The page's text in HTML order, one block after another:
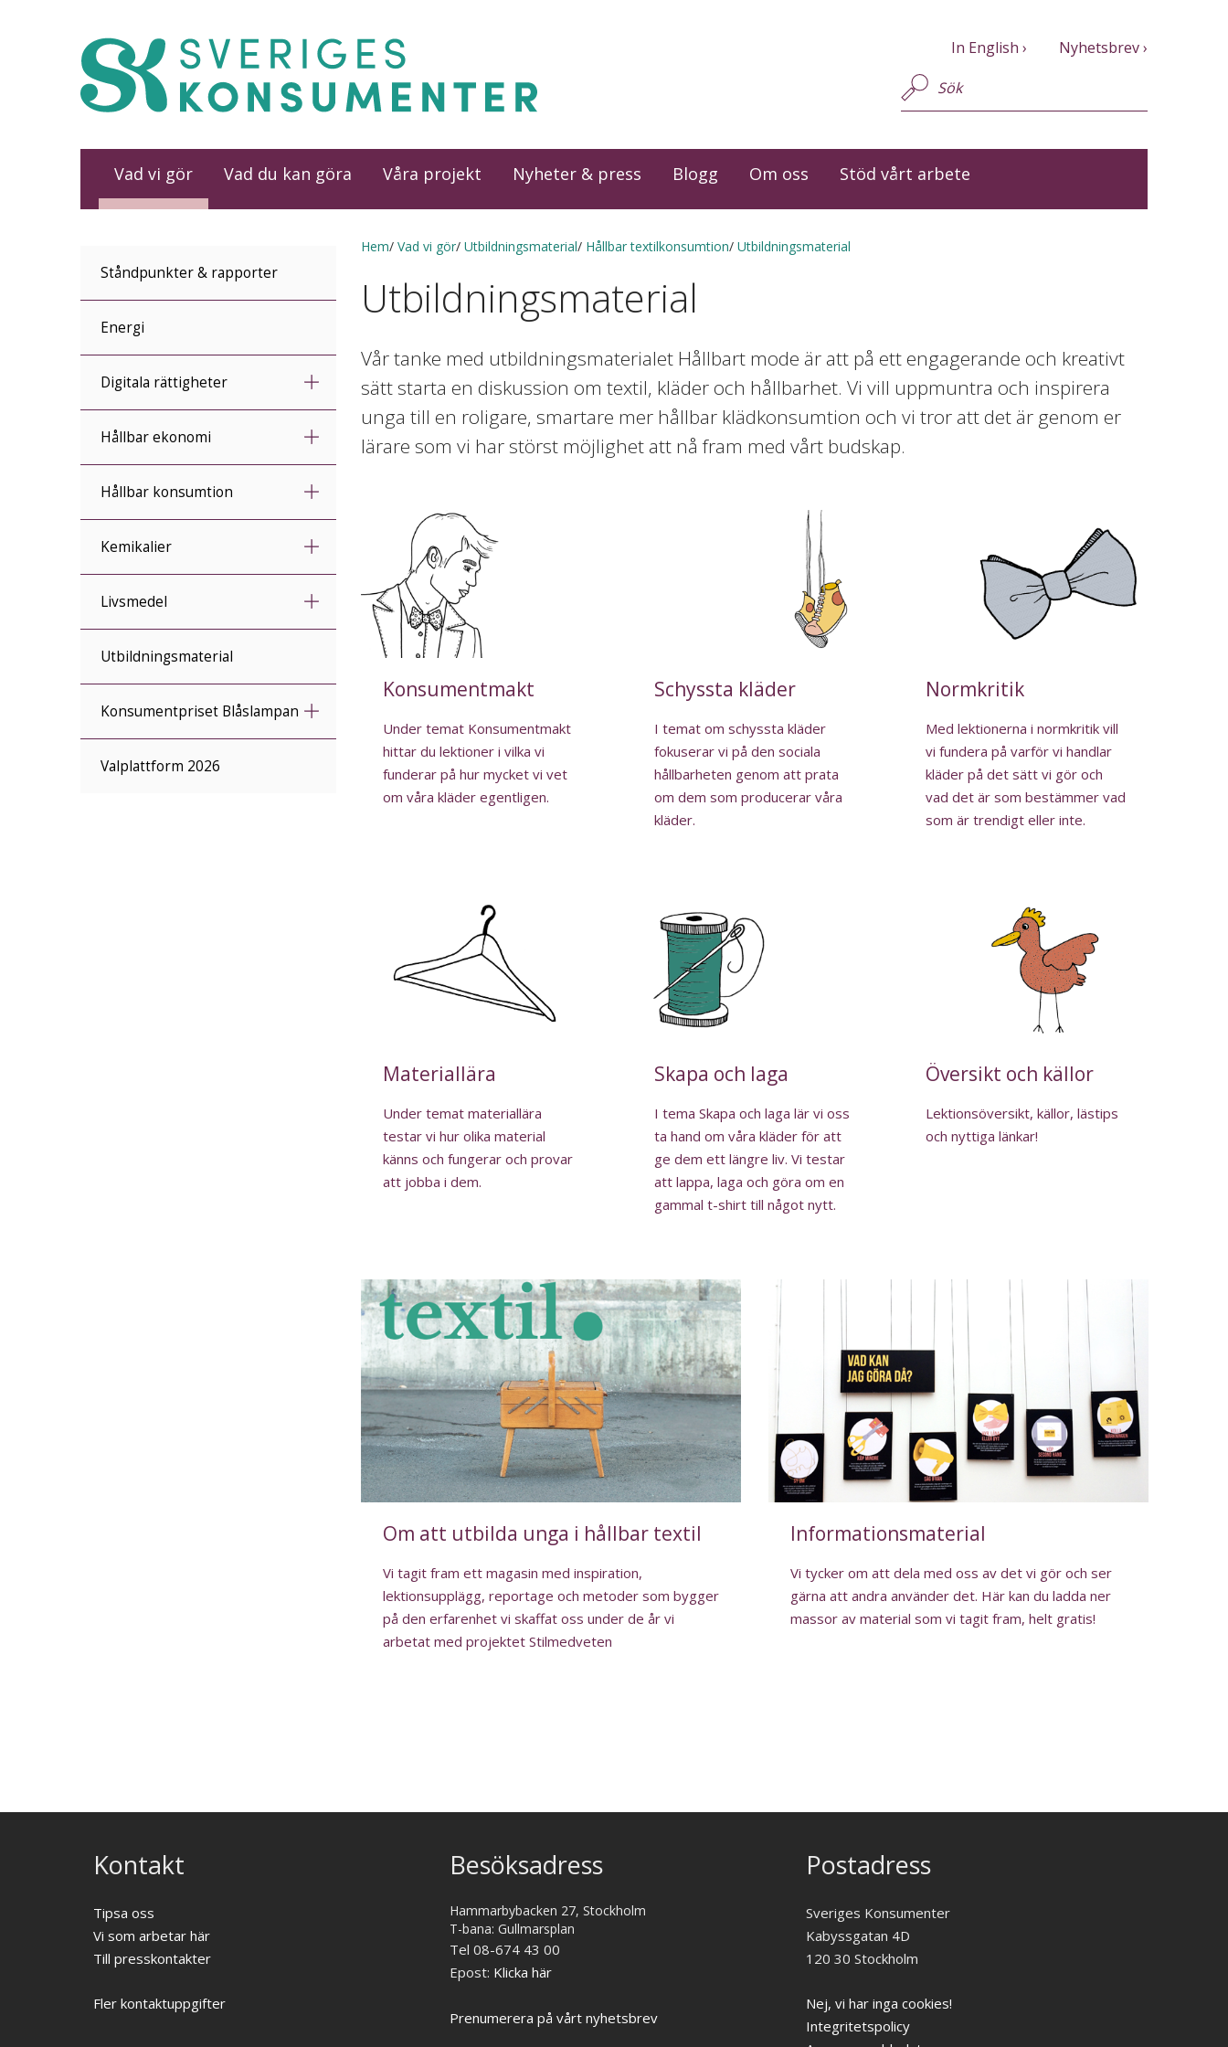
Vad vi gör
Ståndpunkter & rapporter
Energi
Digitala rättigheter
Hållbar ekonomi
Hållbar konsumtion
Kemikalier
Livsmedel
Utbildningsmaterial
Konsumentpriset Blåslampan
Valplattform 2026
Vad du kan göra Våra projekt Nyheter & press Blogg Om oss Stöd vårt arbete
In English Nyhetsbrev
Hem Vad vi gör Utbildningsmaterial Hållbar textilkonsumtion Utbildningsmaterial
Utbildningsmaterial
Vår tanke med utbildningsmaterialet Hållbart mode är att på ett engagerande och kreativt
sätt starta en diskussion om textil, kläder och hållbarhet. Vi vill uppmuntra och inspirera
unga till en roligare, smartare mer hållbar klädkonsumtion och vi tror att det är genom er
lärare som vi har störst möjlighet att nå fram med vårt budskap.
Konsumentmakt
Under temat Konsumentmakt
hittar du lektioner i vilka vi
funderar på hur mycket vi vet
om våra kläder egentligen.
Schyssta kläder
I temat om schyssta kläder
fokuserar vi på den sociala
hållbarheten genom att prata
om dem som producerar våra
kläder.
Normkritik
Med lektionerna i normkritik vill
vi fundera på varför vi handlar
kläder på det sätt vi gör och
vad det är som bestämmer vad
som är trendigt eller inte.
Materiallära
Under temat materiallära
testar vi hur olika material
känns och fungerar och provar
att jobba i dem.
Skapa och laga
I tema Skapa och laga lär vi oss
ta hand om våra kläder för att
ge dem ett längre liv. Vi testar
att lappa, laga och göra om en
gammal t-shirt till något nytt.
Översikt och källor
Lektionsöversikt, källor, lästips
och nyttiga länkar!
Om att utbilda unga i hållbar textil
Vi tagit fram ett magasin med inspiration,
lektionsupplägg, reportage och metoder som bygger
på den erfarenhet vi skaffat oss under de år vi
arbetat med projektet Stilmedveten
Informationsmaterial
Vi tycker om att dela med oss av det vi gör och ser
gärna att andra använder det. Här kan du ladda ner
massor av material som vi tagit fram, helt gratis!
Kontakt
Tipsa oss
Vi som arbetar här
Till presskontakter
Fler kontaktuppgifter
Besöksadress
Hammarbybacken 27, Stockholm
T-bana: Gullmarsplan
Tel 08-674 43 00
Epost: Klicka här
Prenumerera på vårt nyhetsbrev
Postadress
Sveriges Konsumenter
Kabyssgatan 4D
120 30 Stockholm
Nej, vi har inga cookies!
Integritetspolicy